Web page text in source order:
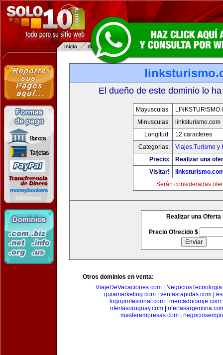
El dueño de este dominio lo
Mayusculas:
Minusculas:
linksturismo.com
Longitud:
12 caracteres
Categorias:
Viajes,Turismo y
Precio:
Realizar una
Visitar!
Serán consideradas
Realizar una Oferta
Precio Ofrecido $
Otros dominios en venta:
ViajeDeVacaciones.com
guiamarketing.com| ventasrapidas.com|
logoprofesional.com
mercadocanje.com
ofertasuruguay.com|
masterempresas.com|